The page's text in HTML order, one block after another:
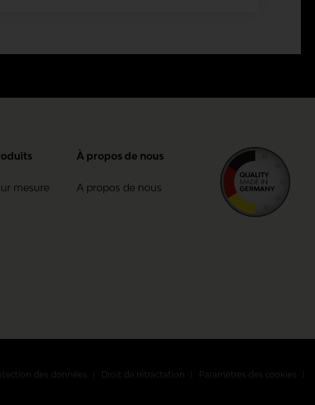
mesure
À propos de nous
A propos de nous
Paramètres des cookies
Droit de rétractation
des données